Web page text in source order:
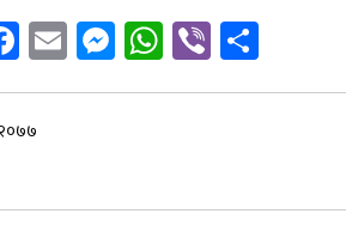
Facebook
EmailMessenger
WhatsApp
Viber